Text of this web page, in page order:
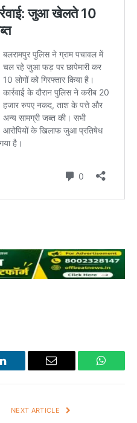
LinkedIn Email
NEXT ARTICLE